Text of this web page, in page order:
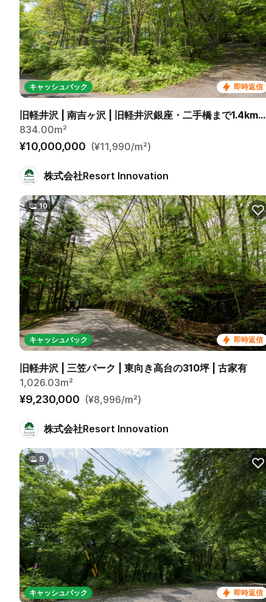
即時返信
キャッシュバック
旧軽井沢 | 南吉ヶ沢 | 旧軽井沢銀座・二手橋まで1.4km、徒歩23分。 碓氷峠西側の由緒ある別荘地
834.00m²
¥10,000,000 (¥11,990/m²)
株式会社Resort Innovation
即時返信
キャッシュバック
10
旧軽井沢 | 三笠パーク | 東向き高台の310坪 | 古家有
1,026.03m²
¥9,230,000 (¥8,996/m²)
株式会社Resort Innovation
即時返信
キャッシュバック
9